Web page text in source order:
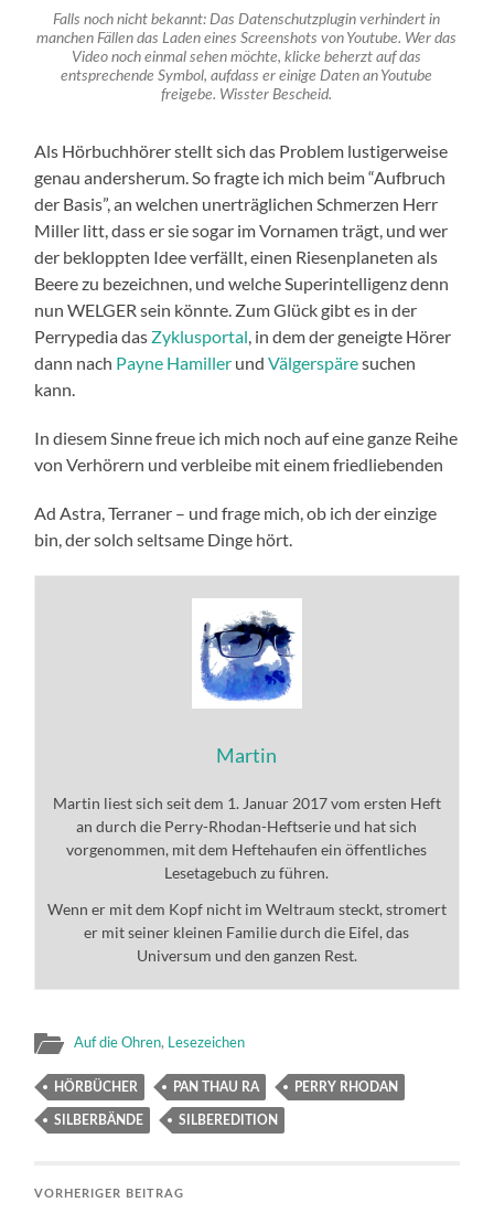
Falls noch nicht bekannt: Das Datenschutzplugin verhindert in
manchen Fällen das Laden eines Screenshots von Youtube. Wer das
Video noch einmal sehen möchte, klicke beherzt auf das
entsprechende Symbol, aufdass er einige Daten an Youtube
freigebe. Wisster Bescheid.
Als Hörbuchhörer stellt sich das Problem lustigerweise
genau andersherum. So fragte ich mich beim “Aufbruch
der Basis”, an welchen unerträglichen Schmerzen Herr
Miller litt, dass er sie sogar im Vornamen trägt, und wer
der bekloppten Idee verfällt, einen Riesenplaneten als
Beere zu bezeichnen, und welche Superintelligenz denn
nun WELGER sein könnte. Zum Glück gibt es in der
Perrypedia das Zyklusportal, in dem der geneigte Hörer
dann nach Payne Hamiller undVälgerspäresuchen
kann.
In diesem Sinne freue ich mich noch auf eine ganze Reihe
von Verhörern und verbleibe mit einem friedliebenden
Ad Astra, Terraner – und frage mich, ob ich der einzige
bin, der solch seltsame Dinge hört.
Martin
Martin liest sich seit dem 1. Januar 2017 vom ersten Heft
an durch die Perry-Rhodan-Heftserie und hat sich
vorgenommen, mit dem Heftehaufen ein öffentliches
Lesetagebuch zu führen.
Wenn er mit dem Kopf nicht im Weltraum steckt, stromert
er mit seiner kleinen Familie durch die Eifel, das
Universum und den ganzen Rest.
Auf die Ohren, Lesezeichen
HÖRBÜCHER PAN THAU RA PERRY RHODAN
SILBERBÄNDE SILBEREDITION
VORHERIGER BEITRAG